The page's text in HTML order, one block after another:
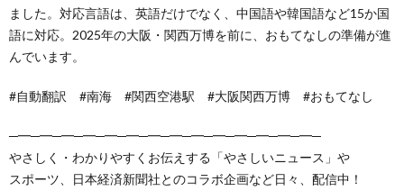
ました。対応言語は、英語だけでなく、中国語や韓国語など15か国
語に対応。2025年の大阪・関西万博を前に、おもてなしの準備が進
んでいます。
#自動翻訳 #南海 #関西空港駅 #大阪関西万博 #おもてなし
─━─━─━─━─━─━─━─━─━─━─━─━─━─━─
やさしく・わかりやすくお伝えする「やさしいニュース」や
スポーツ、日本経済新聞社とのコラボ企画など日々、配信中！